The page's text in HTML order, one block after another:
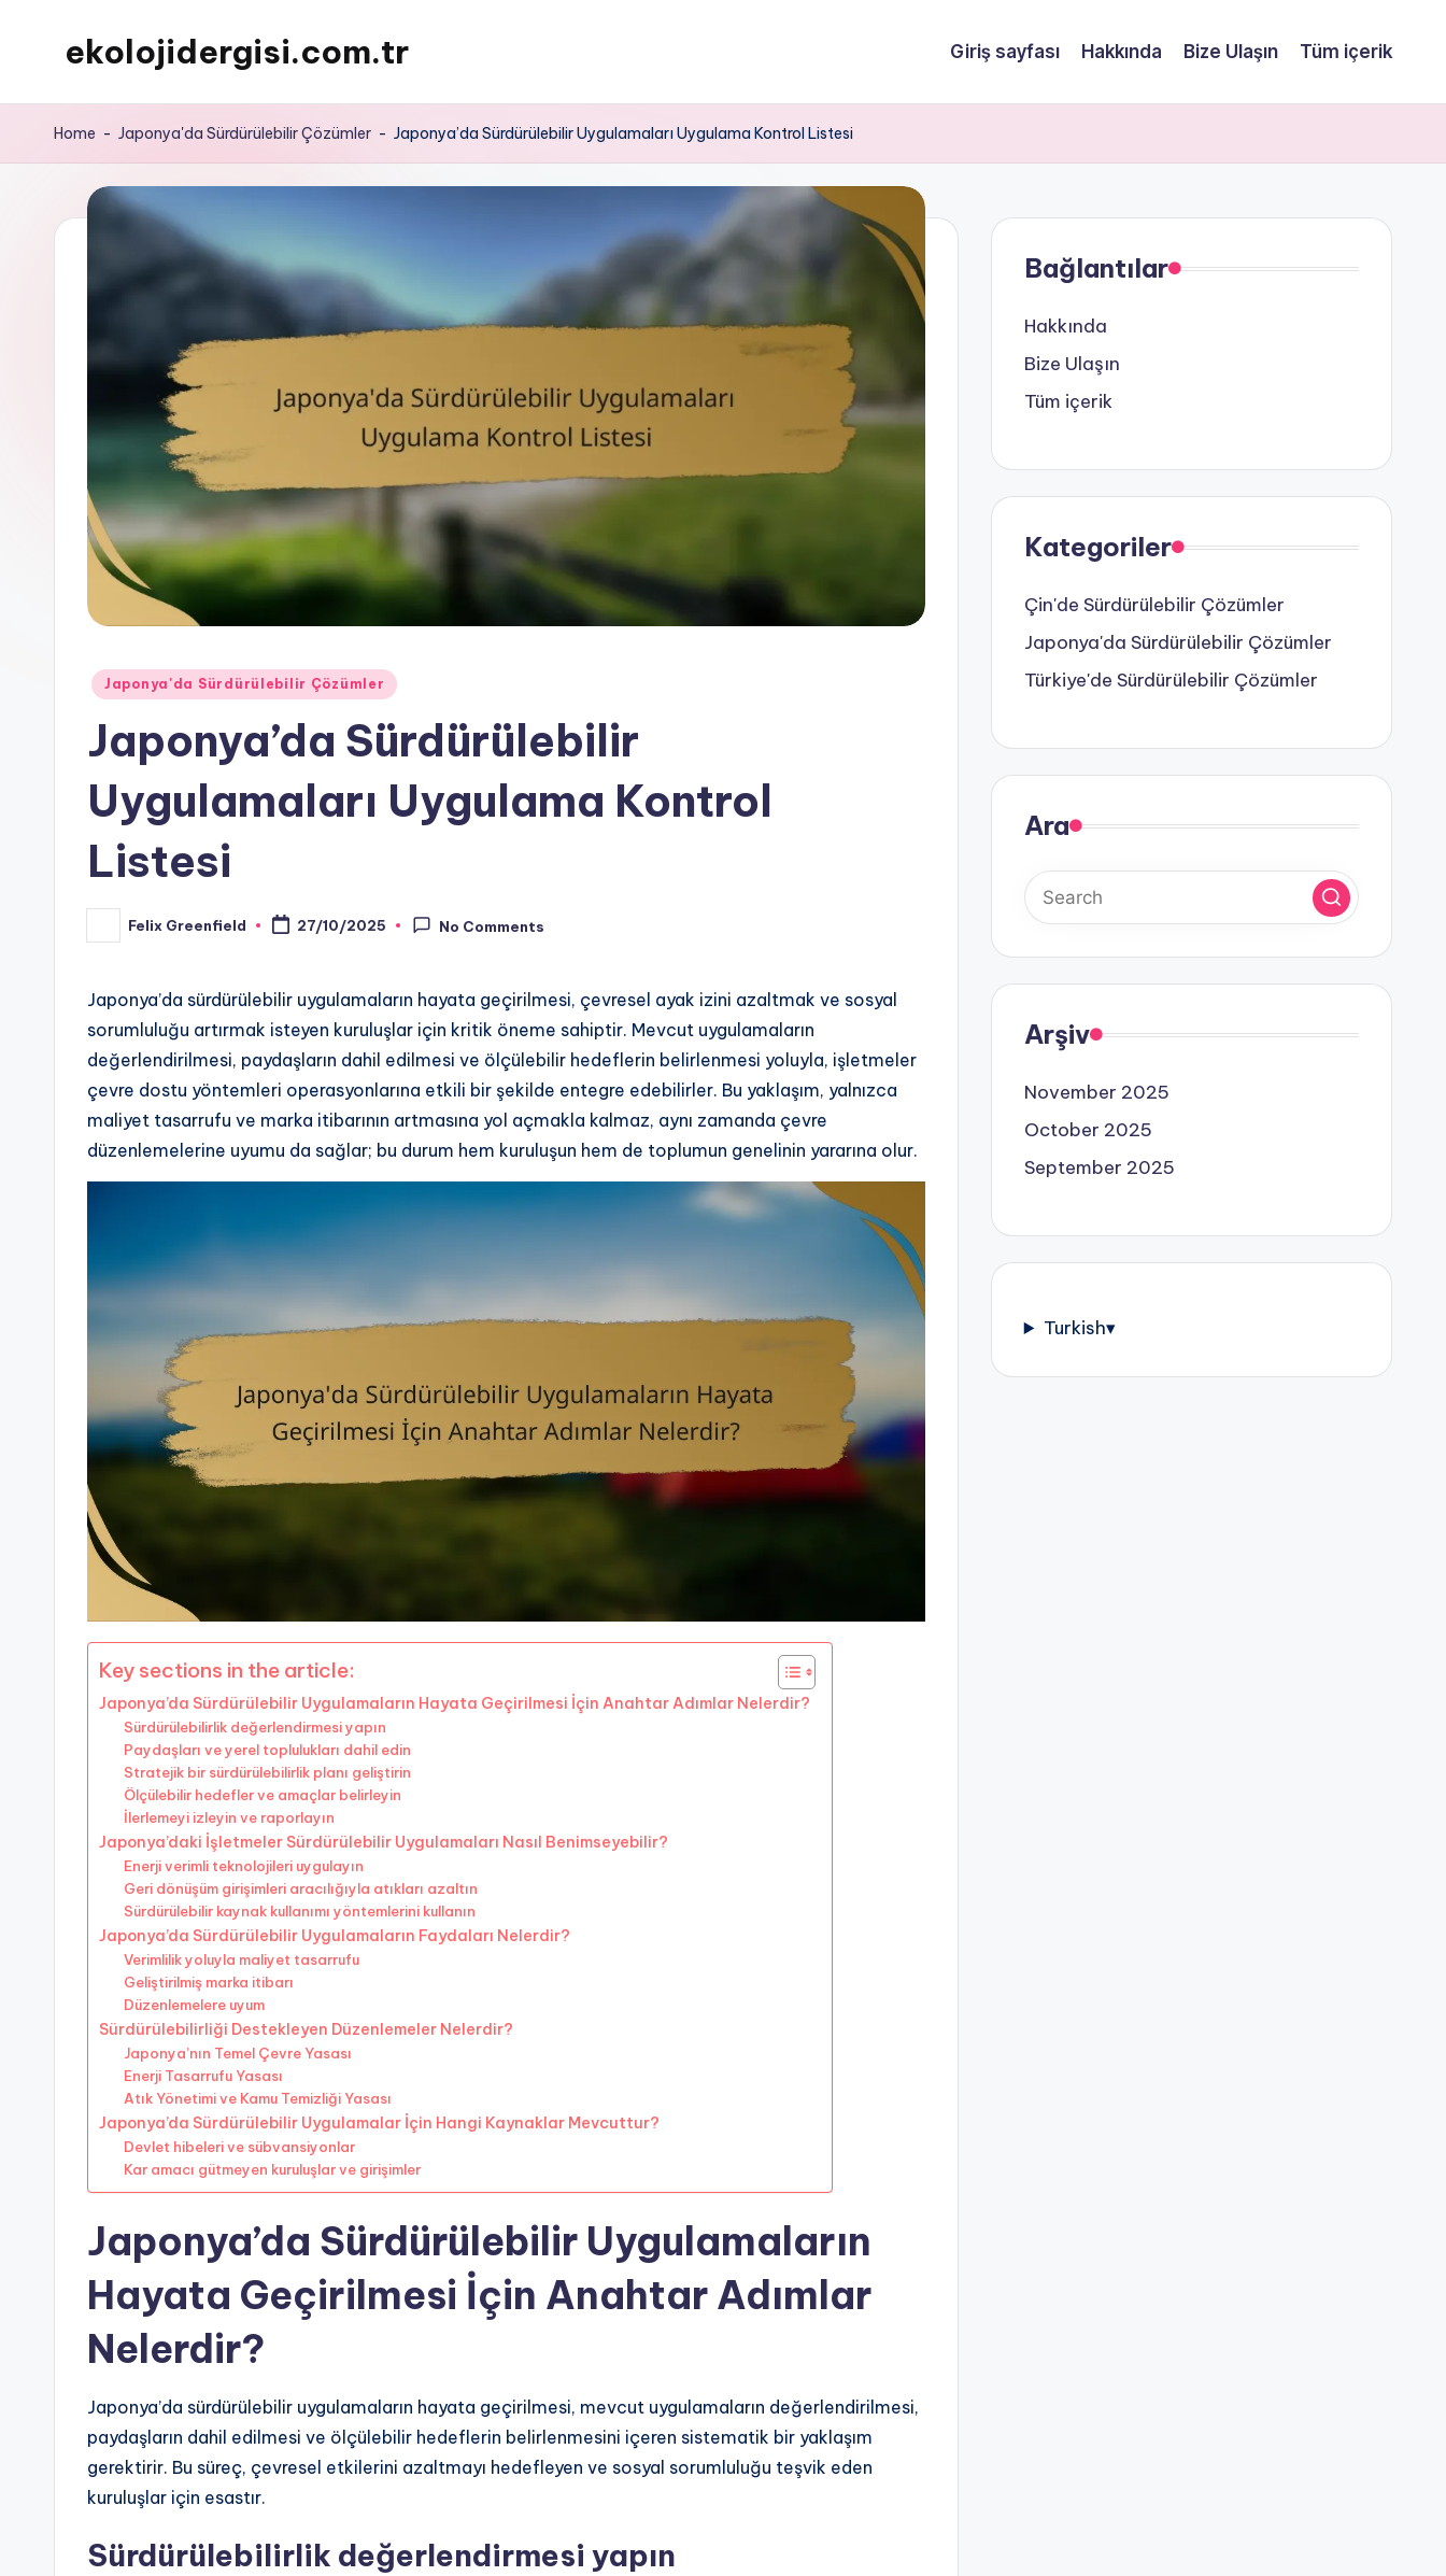
ekolojidergisi.com.tr Giriş sayfası Hakkında Bize Ulaşın Tüm içerik
Home - Japonya'da Sürdürülebilir Çözümler - Japonya’da Sürdürülebilir Uygulamaları Uygulama Kontrol Listesi
Posted
Japonya'da Sürdürülebilir Çözümler
Japonya’da Sürdürülebilir
Uygulamaları Uygulama Kontrol
Listesi
Posted
by
Felix Greenfield 27/10/2025 No Comments
Japonya’da sürdürülebilir uygulamaların hayata geçirilmesi, çevresel ayak izini azaltmak ve sosyal
sorumluluğu artırmak isteyen kuruluşlar için kritik öneme sahiptir. Mevcut uygulamaların
değerlendirilmesi, paydaşların dahil edilmesi ve ölçülebilir hedeflerin belirlenmesi yoluyla, işletmeler
çevre dostu yöntemleri operasyonlarına etkili bir şekilde entegre edebilirler. Bu yaklaşım, yalnızca
maliyet tasarrufu ve marka itibarının artmasına yol açmakla kalmaz, aynı zamanda çevre
düzenlemelerine uyumu da sağlar; bu durum hem kuruluşun hem de toplumun genelinin yararına olur.
Key sections in the article:
Japonya’da Sürdürülebilir Uygulamaların Hayata Geçirilmesi İçin Anahtar Adımlar Nelerdir?
Sürdürülebilirlik değerlendirmesi yapın
Paydaşları ve yerel toplulukları dahil edin
Stratejik bir sürdürülebilirlik planı geliştirin
Ölçülebilir hedefler ve amaçlar belirleyin
İlerlemeyi izleyin ve raporlayın
Japonya’daki İşletmeler Sürdürülebilir Uygulamaları Nasıl Benimseyebilir?
Enerji verimli teknolojileri uygulayın
Geri dönüşüm girişimleri aracılığıyla atıkları azaltın
Sürdürülebilir kaynak kullanımı yöntemlerini kullanın
Japonya’da Sürdürülebilir Uygulamaların Faydaları Nelerdir?
Verimlilik yoluyla maliyet tasarrufu
Geliştirilmiş marka itibarı
Düzenlemelere uyum
Sürdürülebilirliği Destekleyen Düzenlemeler Nelerdir?
Japonya’nın Temel Çevre Yasası
Enerji Tasarrufu Yasası
Atık Yönetimi ve Kamu Temizliği Yasası
Japonya’da Sürdürülebilir Uygulamalar İçin Hangi Kaynaklar Mevcuttur?
Devlet hibeleri ve sübvansiyonlar
Kar amacı gütmeyen kuruluşlar ve girişimler
Japonya’da Sürdürülebilir Uygulamaların
Hayata Geçirilmesi İçin Anahtar Adımlar
Nelerdir?
Japonya’da sürdürülebilir uygulamaların hayata geçirilmesi, mevcut uygulamaların değerlendirilmesi,
paydaşların dahil edilmesi ve ölçülebilir hedeflerin belirlenmesini içeren sistematik bir yaklaşım
gerektirir. Bu süreç, çevresel etkilerini azaltmayı hedefleyen ve sosyal sorumluluğu teşvik eden
kuruluşlar için esastır.
Sürdürülebilirlik değerlendirmesi yapın
Bağlantılar
Hakkında
Bize Ulaşın
Tüm içerik
Kategoriler
Çin'de Sürdürülebilir Çözümler
Japonya'da Sürdürülebilir Çözümler
Türkiye'de Sürdürülebilir Çözümler
Ara
Arşiv
November 2025
October 2025
September 2025
Turkish▾